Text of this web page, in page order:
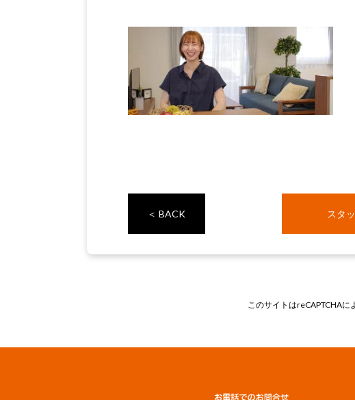
＜ BACK スタ
このサイトはreCAPTCHA